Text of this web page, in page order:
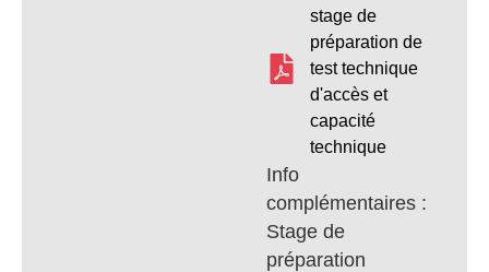
stage de
préparation de
test technique
d'accès et
capacité
technique
Info
complémentaires :
Stage de
préparation